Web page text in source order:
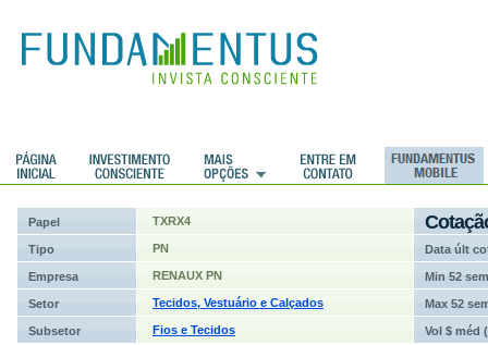
Papel TXRX4
Tipo PN Data últ
Empresa RENAUX PN Min 52 sem
Setor Tecidos, Vestuário e Calçados Max 52
Subsetor Fios e Tecidos Vol $ méd